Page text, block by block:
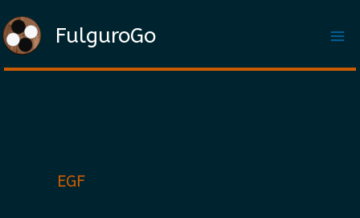
Aller
au
contenu
FulguroGo
EGF